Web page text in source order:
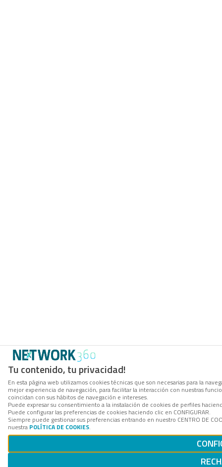
Tu contenido, tu privacidad!
En esta página web utilizamos cookies técnicas que son necesarias para la
mejor experiencia de navegación, para facilitar la interacción con nuestras
coincidan con sus hábitos de navegación e intereses.
Puede expresar su consentimiento a la instalación de cookies de perfiles
Puede configurar las preferencias de cookies haciendo clic en CONFIGURAR.
Siempre puede gestionar sus preferencias entrando en nuestro CENTRO DE
nuestra POLÍTICA DE COOKIES.